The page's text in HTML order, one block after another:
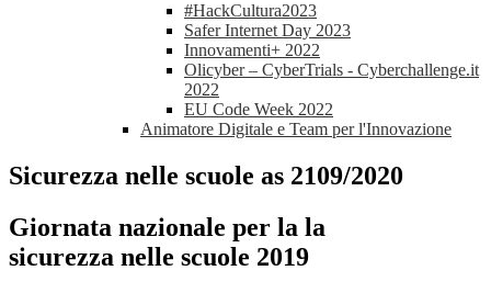
#HackCultura2023
Safer Internet Day 2023
Innovamenti+ 2022
Olicyber – CyberTrials - Cyberchallenge.it
2022
EU Code Week 2022
Animatore Digitale e Team per l'Innovazione
Sicurezza nelle scuole as 2109/2020
Giornata nazionale per la la
sicurezza nelle scuole 2019